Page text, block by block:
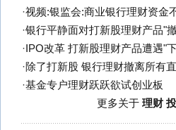
·视频:银监会:商业银行理财资金
·银行平静面对打新股理财产品"
· IPO改革 打新股理财产品遭遇"
·除了打新股 银行理财撤离所有
·基金专户理财跃跃欲试创业板
更多关于 理财